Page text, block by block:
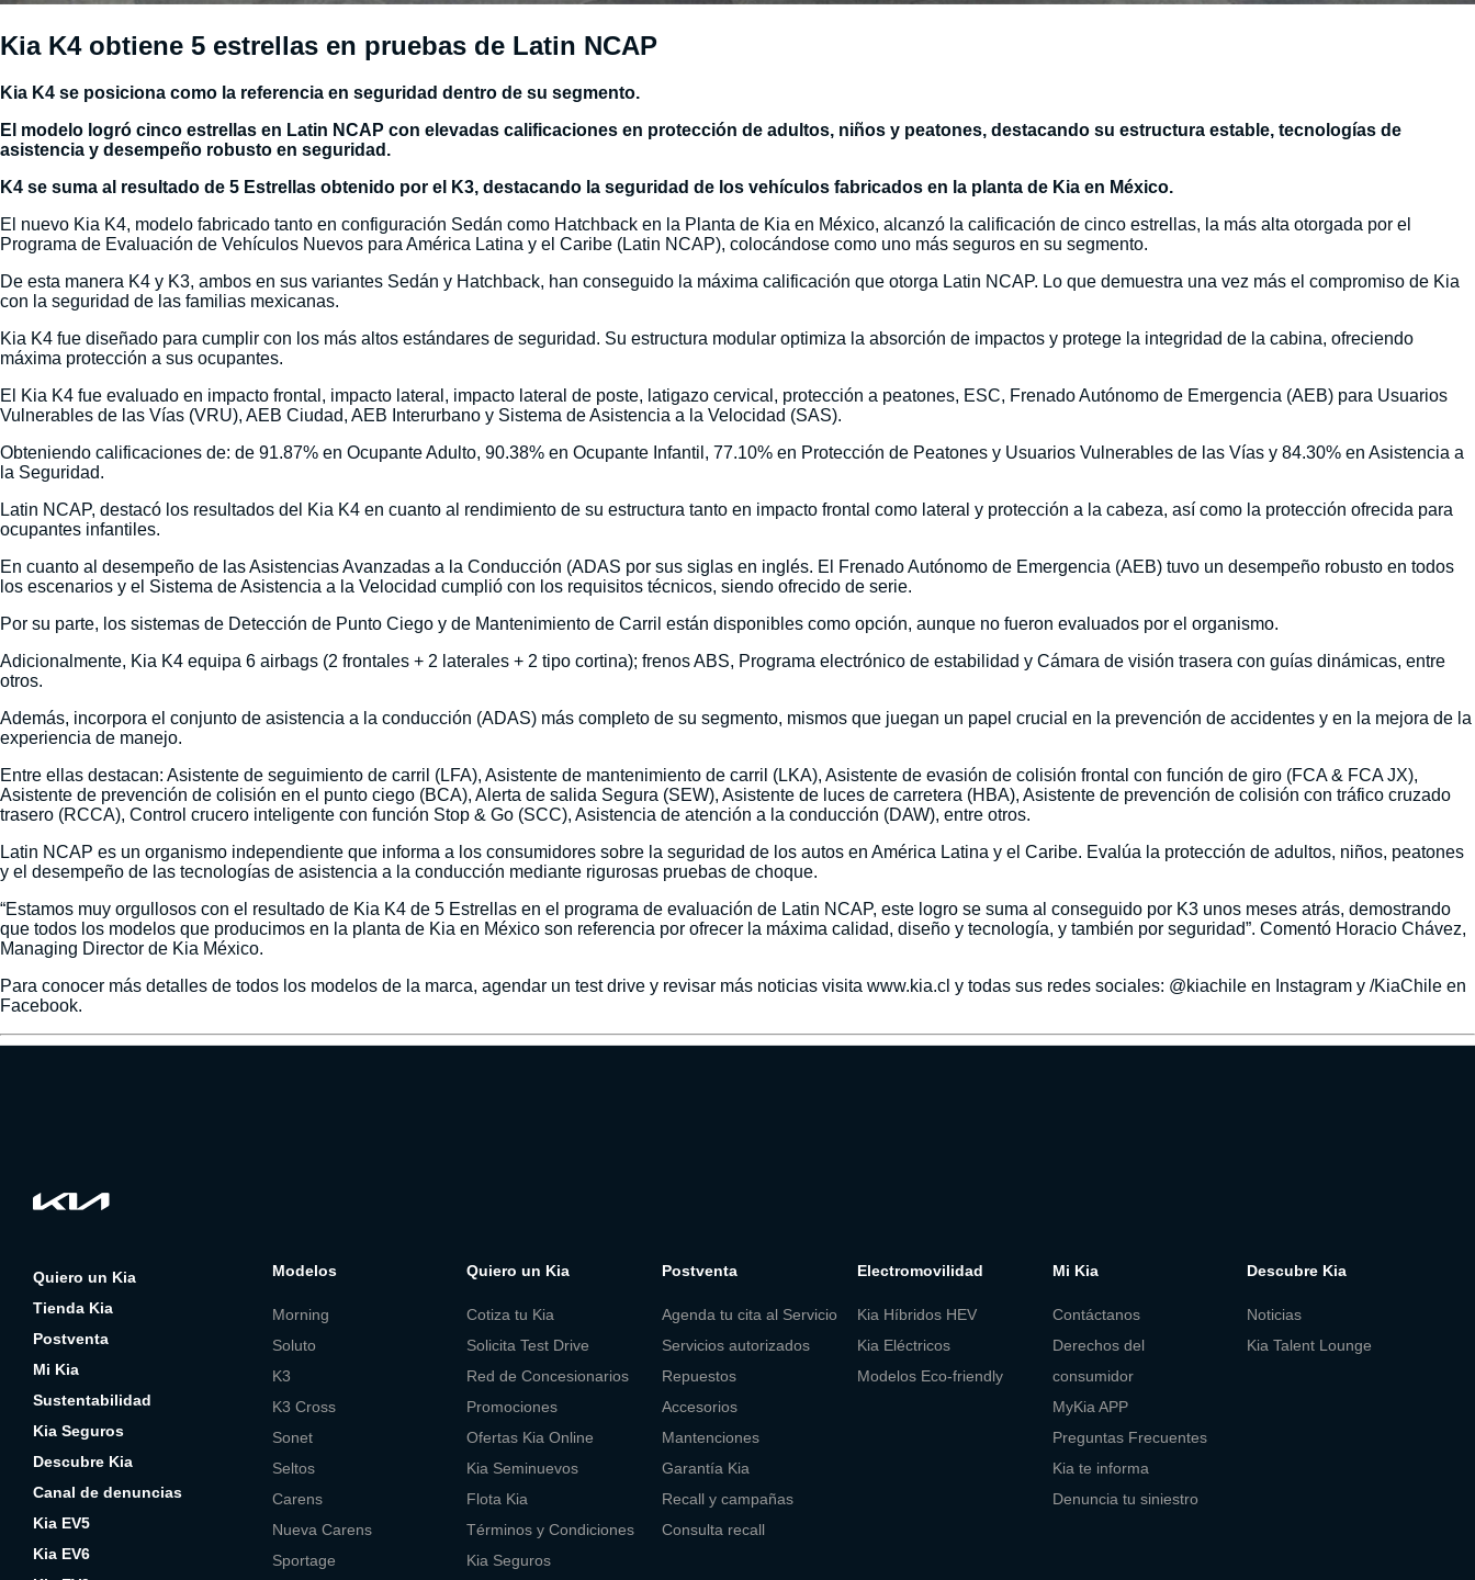
Kia K4 obtiene 5 estrellas en pruebas de Latin NCAP
Kia K4 se posiciona como la referencia en seguridad dentro de su segmento.
El modelo logró cinco estrellas en Latin NCAP con elevadas calificaciones en protección de adultos, niños y peatones, destacando su estructura estable, tecnologías de
asistencia y desempeño robusto en seguridad.
K4 se suma al resultado de 5 Estrellas obtenido por el K3, destacando la seguridad de los vehículos fabricados en la planta de Kia en México.
El nuevo Kia K4, modelo fabricado tanto en configuración Sedán como Hatchback en la Planta de Kia en México, alcanzó la calificación de cinco estrellas, la más alta otorgada por el
Programa de Evaluación de Vehículos Nuevos para América Latina y el Caribe (Latin NCAP), colocándose como uno más seguros en su segmento.
De esta manera K4 y K3, ambos en sus variantes Sedán y Hatchback, han conseguido la máxima calificación que otorga Latin NCAP. Lo que demuestra una vez más el compromiso de Kia
con la seguridad de las familias mexicanas.
Kia K4 fue diseñado para cumplir con los más altos estándares de seguridad. Su estructura modular optimiza la absorción de impactos y protege la integridad de la cabina, ofreciendo
máxima protección a sus ocupantes.
El Kia K4 fue evaluado en impacto frontal, impacto lateral, impacto lateral de poste, latigazo cervical, protección a peatones, ESC, Frenado Autónomo de Emergencia (AEB) para Usuarios
Vulnerables de las Vías (VRU), AEB Ciudad, AEB Interurbano y Sistema de Asistencia a la Velocidad (SAS).
Obteniendo calificaciones de: de 91.87% en Ocupante Adulto, 90.38% en Ocupante Infantil, 77.10% en Protección de Peatones y Usuarios Vulnerables de las Vías y 84.30% en Asistencia a
la Seguridad.
Latin NCAP, destacó los resultados del Kia K4 en cuanto al rendimiento de su estructura tanto en impacto frontal como lateral y protección a la cabeza, así como la protección ofrecida para
ocupantes infantiles.
En cuanto al desempeño de las Asistencias Avanzadas a la Conducción (ADAS por sus siglas en inglés. El Frenado Autónomo de Emergencia (AEB) tuvo un desempeño robusto en todos
los escenarios y el Sistema de Asistencia a la Velocidad cumplió con los requisitos técnicos, siendo ofrecido de serie.
Por su parte, los sistemas de Detección de Punto Ciego y de Mantenimiento de Carril están disponibles como opción, aunque no fueron evaluados por el organismo.
Adicionalmente, Kia K4 equipa 6 airbags (2 frontales + 2 laterales + 2 tipo cortina); frenos ABS, Programa electrónico de estabilidad y Cámara de visión trasera con guías dinámicas, entre
otros.
Además, incorpora el conjunto de asistencia a la conducción (ADAS) más completo de su segmento, mismos que juegan un papel crucial en la prevención de accidentes y en la mejora de la
experiencia de manejo.
Entre ellas destacan: Asistente de seguimiento de carril (LFA), Asistente de mantenimiento de carril (LKA), Asistente de evasión de colisión frontal con función de giro (FCA & FCA JX),
Asistente de prevención de colisión en el punto ciego (BCA), Alerta de salida Segura (SEW), Asistente de luces de carretera (HBA), Asistente de prevención de colisión con tráfico cruzado
trasero (RCCA), Control crucero inteligente con función Stop & Go (SCC), Asistencia de atención a la conducción (DAW), entre otros.
Latin NCAP es un organismo independiente que informa a los consumidores sobre la seguridad de los autos en América Latina y el Caribe. Evalúa la protección de adultos, niños, peatones
y el desempeño de las tecnologías de asistencia a la conducción mediante rigurosas pruebas de choque.
“Estamos muy orgullosos con el resultado de Kia K4 de 5 Estrellas en el programa de evaluación de Latin NCAP, este logro se suma al conseguido por K3 unos meses atrás, demostrando
que todos los modelos que producimos en la planta de Kia en México son referencia por ofrecer la máxima calidad, diseño y tecnología, y también por seguridad”. Comentó Horacio Chávez,
Managing Director de Kia México.
Para conocer más detalles de todos los modelos de la marca, agendar un test drive y revisar más noticias visita www.kia.cl y todas sus redes sociales: @kiachile en Instagram y /KiaChile en
Facebook.
Quiero un Kia
Tienda Kia
Postventa
Mi Kia
Sustentabilidad
Kia Seguros
Descubre Kia
Canal de denuncias
Kia EV5
Kia EV6
Modelos
Morning
Soluto
K3
K3 Cross
Sonet
Seltos
Carens
Nueva Carens
Sportage
Quiero un Kia
Cotiza tu Kia
Solicita Test Drive
Red de Concesionarios
Promociones
Ofertas Kia Online
Kia Seminuevos
Flota Kia
Términos y Condiciones
Kia Seguros
Postventa
Agenda tu cita al Servicio
Servicios autorizados
Repuestos
Accesorios
Mantenciones
Garantía Kia
Recall y campañas
Consulta recall
Electromovilidad
Kia Híbridos HEV
Kia Eléctricos
Modelos Eco-friendly
Mi Kia
Contáctanos
Derechos del
consumidor
MyKia APP
Preguntas Frecuentes
Kia te informa
Denuncia tu siniestro
Descubre Kia
Noticias
Kia Talent Lounge